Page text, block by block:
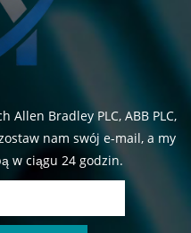
Allen Bradley PLC, ABB PLC,
nam swój e-mail, a my
w ciągu 24 godzin.